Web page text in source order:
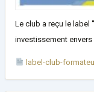
Le club a reçu le label
investissement
label-club-